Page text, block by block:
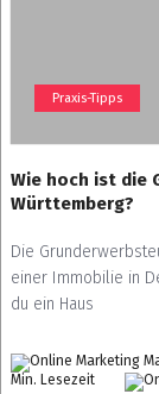
Praxis-Tipps
Wie hoch ist die
Württemberg?
Die
einer Immobilie in
du ein Haus
Min. Lesezeit